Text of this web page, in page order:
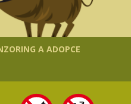
A ADOPCE